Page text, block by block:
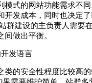
模式的网站功能需求不
开发成本，同时也决定
站群建设的主负责人需要
间做出平衡。
发语言
类的安全性程度比较高